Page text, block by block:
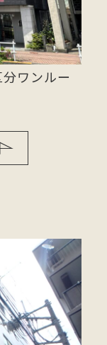
ワンルー